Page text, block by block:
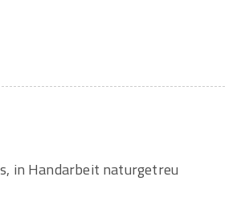
in Handarbeit naturgetreu